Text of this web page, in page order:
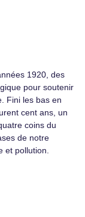
1920, des
pour soutenir
Fini les bas en
cent ans, un
coins du
de notre
et pollution.